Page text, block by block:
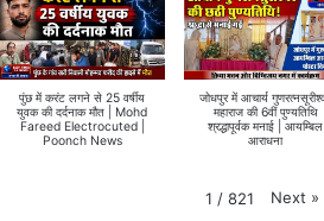
पुंछ में करंट लगने से 25 वर्षीय
युवक की दर्दनाक मौत | Mohd
Fareed Electrocuted |
Poonch News
जोधपुर में आचार्य
महाराज की 6वीं पुण्यतिथि
श्रद्धापूर्वक मनाई | आयम्बिल
आराधना
1 / 821 Next »